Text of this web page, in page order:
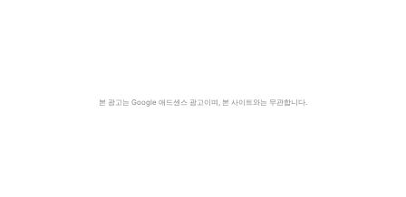
본 광고는 Google 애드센스 광고이며, 본 사이트와는 무관합니다.